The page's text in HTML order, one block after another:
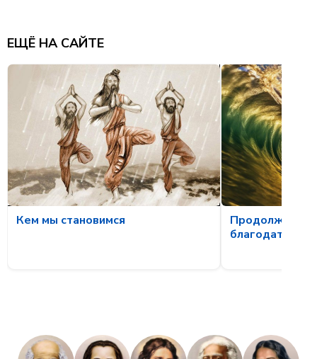
ЕЩЁ НА САЙТЕ
Кем мы становимся
Продолжая
благодати